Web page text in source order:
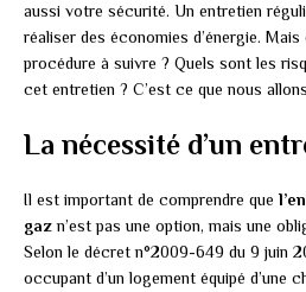
aussi votre sécurité. Un entretien
réaliser des économies d’énergie. Mais
procédure à suivre ? Quels sont les
cet entretien ? C’est ce que nous
La nécessité d’un
Il est important de comprendre que
gazn’est pas une option, mais une
Selon le décret n°2009-649 du 9 juin
occupant d’un logement équipé d’une